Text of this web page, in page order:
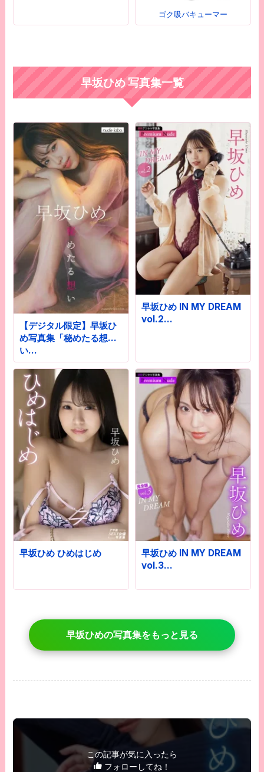
ゴク吸バキューマー
早坂ひめ 写真集一覧
【デジタル限定】早坂ひ
め写真集「秘めたる想
い…
早坂ひめ IN MY DREAM
vol.2…
早坂ひめ ひめはじめ
早坂ひめ IN MY DREAM
vol.3…
早坂ひめの写真集をもっと見る
この記事が気に入ったら
フォローしてね！